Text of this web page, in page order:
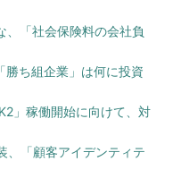
、「社会保険料の会社負
勝ち組企業」は何に投資
」稼働開始に向けて、対
、「顧客アイデンティテ